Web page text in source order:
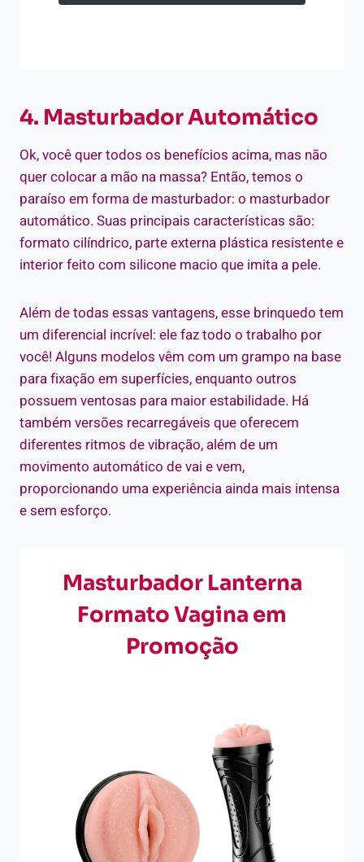
4. Masturbador Automático
Ok, você quer todos os benefícios acima, mas não
quer colocar a mão na massa? Então, temos o
paraíso em forma de masturbador: o masturbador
automático. Suas principais características são:
formato cilíndrico, parte externa plástica resistente e
interior feito com silicone macio que imita a pele.
Além de todas essas vantagens, esse brinquedo tem
um diferencial incrível: ele faz todo o trabalho por
você! Alguns modelos vêm com um grampo na base
para fixação em superfícies, enquanto outros
possuem ventosas para maior estabilidade. Há
também versões recarregáveis que oferecem
diferentes ritmos de vibração, além de um
movimento automático de vai e vem,
proporcionando uma experiência ainda mais intensa
e sem esforço.
Masturbador Lanterna
Formato Vagina em
Promoção